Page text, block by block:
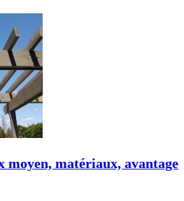
moyen, matériaux, avantage